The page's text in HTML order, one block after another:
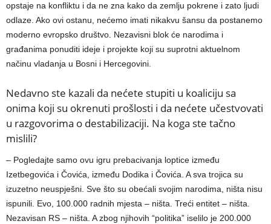
opstaje na konfliktu i da ne zna kako da zemlju pokrene i zato ljudi
odlaze. Ako ovi ostanu, nećemo imati nikakvu šansu da postanemo
moderno evropsko društvo. Nezavisni blok će narodima i
građanima ponuditi ideje i projekte koji su suprotni aktuelnom
načinu vladanja u Bosni i Hercegovini.
Nedavno ste kazali da nećete stupiti u koaliciju sa
onima koji su okrenuti prošlosti i da nećete učestvovati
u razgovorima o destabilizaciji. Na koga ste tačno
mislili?
– Pogledajte samo ovu igru prebacivanja loptice između
Izetbegovića i Čovića, između Dodika i Čovića. A sva trojica su
izuzetno neuspješni. Sve što su obećali svojim narodima, ništa nisu
ispunili. Evo, 100.000 radnih mjesta – ništa. Treći entitet – ništa.
Nezavisan RS – ništa. A zbog njihovih “politika” iselilo je 200.000